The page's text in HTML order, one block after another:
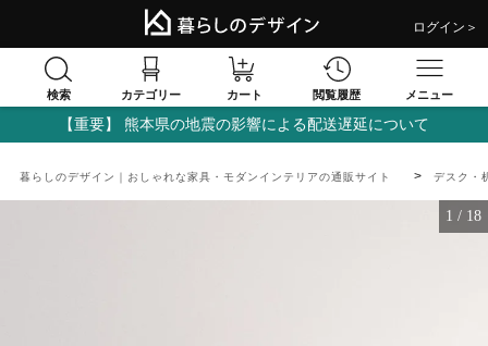
ログイン＞
検索 カテゴリー カート 閲覧履歴 メニュー
【重要】 熊本県の地震の影響による配送遅延について
暮らしのデザイン｜おしゃれな家具・モダンインテリアの通販サイト デスク・
1 / 18